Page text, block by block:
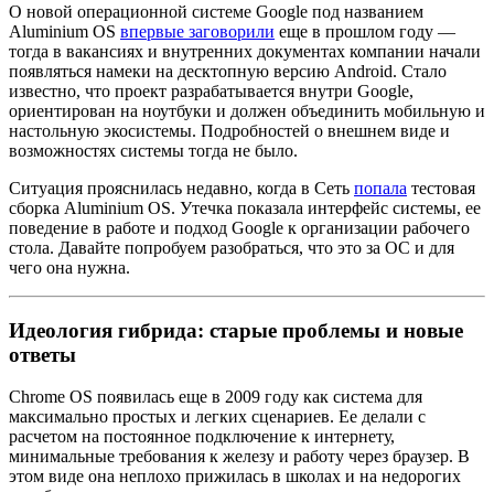
О новой операционной системе Google под названием
Aluminium OS впервые заговорили еще в прошлом году —
тогда в вакансиях и внутренних документах компании начали
появляться намеки на десктопную версию Android. Стало
известно, что проект разрабатывается внутри Google,
ориентирован на ноутбуки и должен объединить мобильную и
настольную экосистемы. Подробностей о внешнем виде и
возможностях системы тогда не было.
Ситуация прояснилась недавно, когда в Сеть попала тестовая
сборка Aluminium OS. Утечка показала интерфейс системы, ее
поведение в работе и подход Google к организации рабочего
стола. Давайте попробуем разобраться, что это за ОС и для
чего она нужна.
Идеология гибрида: старые проблемы и новые
ответы
Chrome OS появилась еще в 2009 году как система для
максимально простых и легких сценариев. Ее делали с
расчетом на постоянное подключение к интернету,
минимальные требования к железу и работу через браузер. В
этом виде она неплохо прижилась в школах и на недорогих